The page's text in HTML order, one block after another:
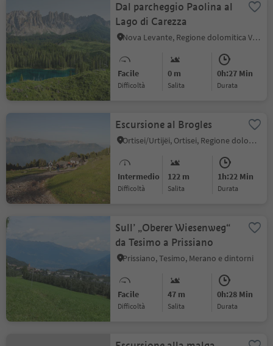
Dal parcheggio Paolina al
Lago di Carezza
Nova Levante, Regione dolomitica Val d'Ega
Facile
Difficoltà
0 m
Salita
0h:27 Min
durata
Escursione al Brogles
Ortisei/Urtijëi, Ortisei, Regione dolomitica Val Gardena
Intermedio
Difficoltà
122 m
Salita
1h:22 Min
durata
Sull’ „Oberer Wiesenweg“
da Tesimo a Prissiano
Prissiano, Tesimo, Merano e dintorni
Facile
Difficoltà
47 m
Salita
0h:28 Min
durata